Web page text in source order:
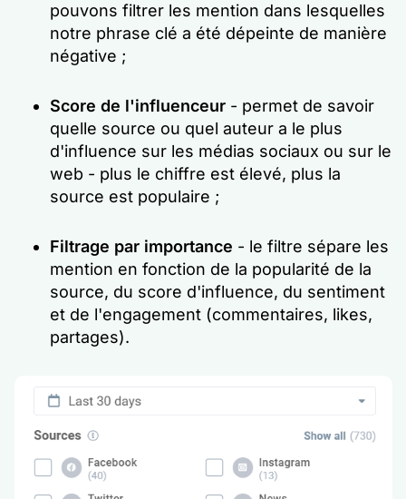
pouvons filtrer les mention dans lesquelles
notre phrase clé a été dépeinte de manière
négative ;
Score de l'influenceur - permet de savoir
quelle source ou quel auteur a le plus
d'influence sur les médias sociaux ou sur le
web - plus le chiffre est élevé, plus la
source est populaire ;
Filtrage par importance - le filtre sépare les
mention en fonction de la popularité de la
source, du score d'influence, du sentiment
et de l'engagement (commentaires, likes,
partages).